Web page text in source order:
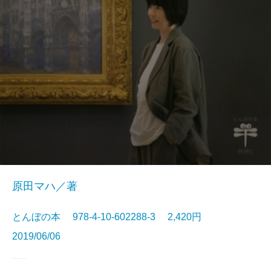
原田マハ／著
とんぼの本 978-4-10-602288-3 2,420円
2019/06/06